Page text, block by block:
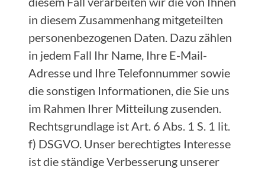
in diesem Zusammenhang mitgeteilten
personenbezogenen Daten. Dazu zählen
in jedem Fall Ihr Name, Ihre E-Mail-
Adresse und Ihre Telefonnummer sowie
die sonstigen Informationen, die Sie uns
im Rahmen Ihrer Mitteilung zusenden.
Rechtsgrundlage ist Art. 6 Abs. 1 S. 1 lit.
f) DSGVO. Unser berechtigtes Interesse
ist die ständige Verbesserung unserer